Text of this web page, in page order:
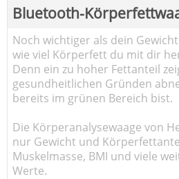
Bluetooth-
Noch wichtiger als dein
wie viel Körperfett du mit dir
Denn ein zu hoher Fettanteil
gesundheitlichen Gründen
bereits im grünen Bereich bist.
Die Körperanalysewaage von
nur Gewicht und
Muskelmasse, BMI und viele
Werte.